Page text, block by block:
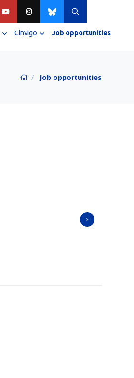
Cinvigo Job opportunities
Job opportunities